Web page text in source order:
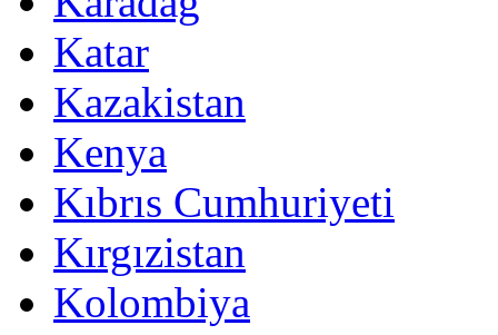
Katar
Kazakistan
Kenya
Kıbrıs Cumhuriyeti
Kırgızistan
Kolombiya